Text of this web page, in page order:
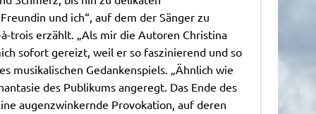
und ich“, auf dem der Sänger zu
trois erzählt. „Als mir die Autoren Christina
sofort gereizt, weil er so faszinierend und so
musikalischen Gedankenspiels. „Ähnlich wie
des Publikums angeregt. Das Ende des
augenzwinkernde Provokation, auf deren